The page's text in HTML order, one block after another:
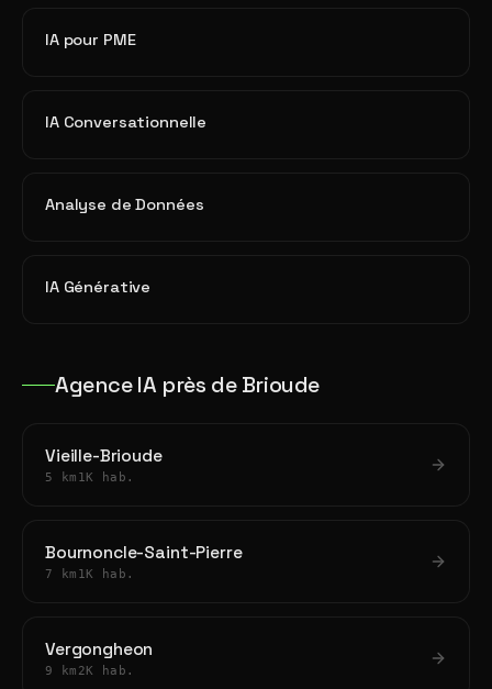
IA pour PME
IA Conversationnelle
Analyse de Données
IA Générative
Agence IA près de Brioude
Vieille-Brioude
5 km 1K hab.
Bournoncle-Saint-Pierre
7 km 1K hab.
Vergongheon
9 km 2K hab.